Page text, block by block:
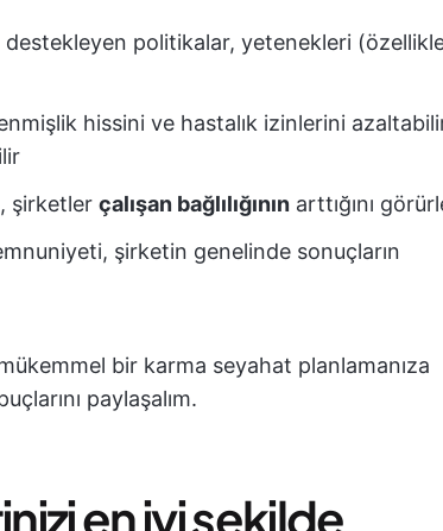
politikalar, yetenekleri
hissini ve hastalık izinlerini
şirketler çalışan bağlılığının arttığını
şirketin genelinde sonuçların
bir karma seyahat planlamanıza
paylaşalım.
en iyi şekilde